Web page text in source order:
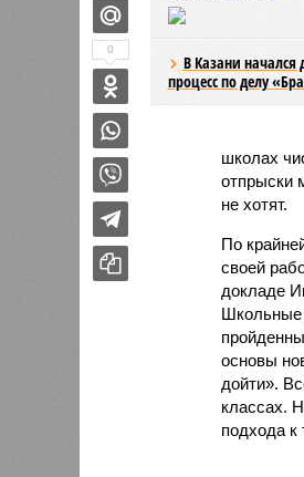
В Казани
процесс по делу
школах
отпрыски
не хотят.
По
своей
докладе
Школьные
основы
дойти».
классах.
подхода к
0